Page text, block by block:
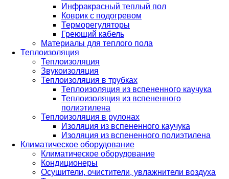
Инфракрасный теплый пол
Коврик с подогревом
Терморегуляторы
Греющий кабель
Материалы для теплого пола
Теплоизоляция
Теплоизоляция
Звукоизоляция
Теплоизоляция в трубках
Теплоизоляция из вспененного каучука
Теплоизоляция из вспененного
полиэтилена
Теплоизоляция в рулонах
Изоляция из вспененного каучука
Изоляция из вспененного полиэтилена
Климатическое оборудование
Климатическое оборудование
Кондиционеры
Осушители, очистители, увлажнители воздуха